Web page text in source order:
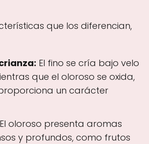
que los diferencian,
El fino se cría bajo velo
que el oloroso se oxida,
un carácter
El oloroso presenta aromas
y profundos, como frutos